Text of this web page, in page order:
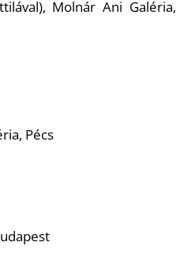
Molnár Ani Galéria,
Pécs